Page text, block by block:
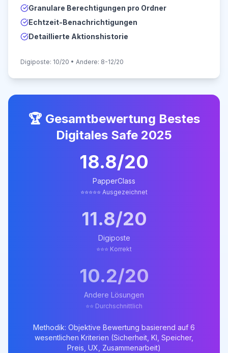
Granulare Berechtigungen pro Ordner
Echtzeit-Benachrichtigungen
Detaillierte Aktionshistorie
Digiposte: 10/20 • Andere: 8-12/20
🏆 Gesamtbewertung Bestes
Digitales Safe 2025
18.8/20
PapperClass
⭐⭐⭐⭐⭐ Ausgezeichnet
11.8/20
Digiposte
⭐⭐⭐ Korrekt
10.2/20
Andere Lösungen
⭐⭐ Durchschnittlich
Methodik: Objektive Bewertung basierend auf 6
wesentlichen Kriterien (Sicherheit, KI, Speicher,
Preis, UX, Zusammenarbeit)